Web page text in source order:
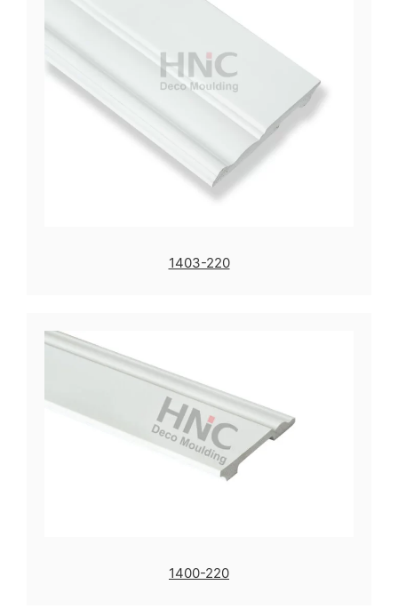
1403-220
1400-220